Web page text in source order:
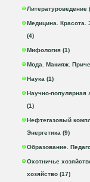
Литературоведение
Медицина. Красота.
(4)
Мифология (1)
Мода. Макияж.
Наука (1)
Научно-популярная
(1)
Нефтегазовый
Энергетика (9)
Образование.
Охотничье
хозяйство (17)